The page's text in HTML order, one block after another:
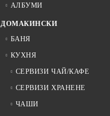
АЛБУМИ
ДОМАКИНСКИ
БАНЯ
КУХНЯ
СЕРВИЗИ ЧАЙ/КАФЕ
СЕРВИЗИ ХРАНЕНЕ
ЧАШИ